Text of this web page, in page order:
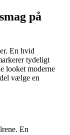
på
En hvid
tydeligt
looket moderne
vælge en
En